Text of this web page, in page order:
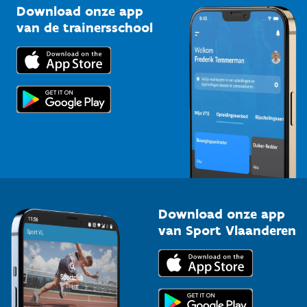
Bedrijven
Trainers en begeleiders
Topsporters
Kennisplatform
Downloads
Voor de pers
Download onze app
van de trainersschool
Download onze app
van Sport Vlaanderen